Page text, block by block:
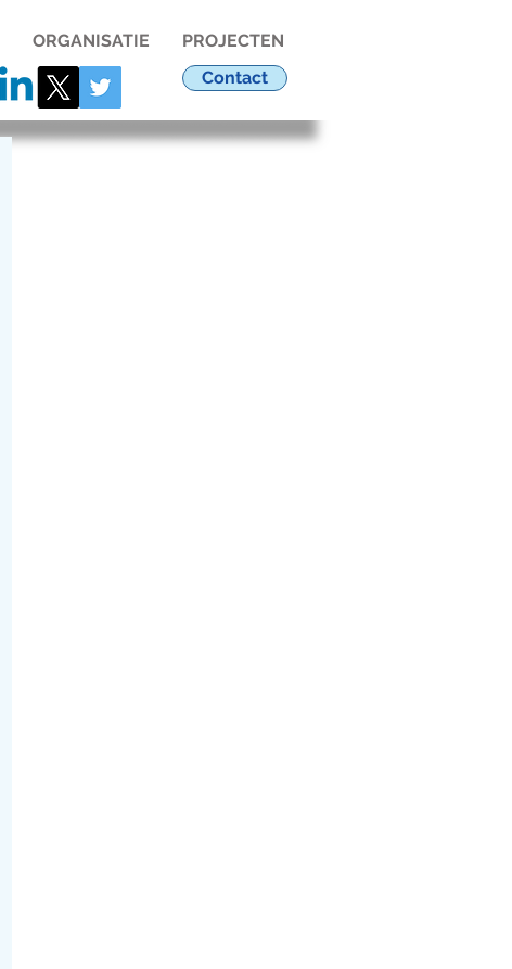
ORGANISATIE
PROJECTEN
Contact